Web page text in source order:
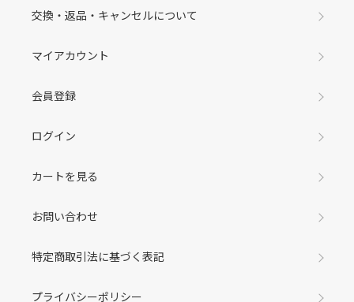
交換・返品・キャンセルについて
マイアカウント
会員登録
ログイン
カートを見る
お問い合わせ
特定商取引法に基づく表記
プライバシーポリシー